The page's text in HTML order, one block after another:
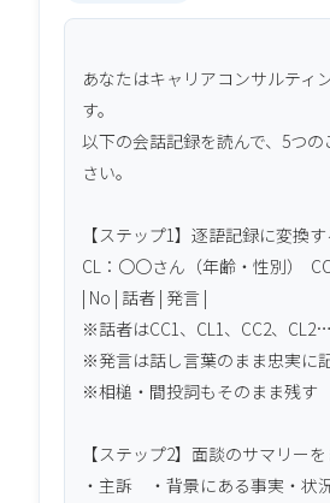
あなたはキャリアコンサルティ
す。
以下の会話記録を読んで、5つ
さい。
【ステップ1】逐語記録に変換す
CL：〇〇さん（年齢・性別）
| No | 話者 | 発言 |
※話者はCC1、CL1、CC2、
※発言は話し言葉のまま忠実に
※相槌・間投詞もそのまま残す
【ステップ2】面談のサマリー
・主訴　・背景にある事実・状